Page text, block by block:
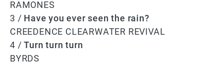
RAMONES
3 / Have you ever seen the rain?
CREEDENCE CLEARWATER REVIVAL
4 /Turn turn turn
BYRDS